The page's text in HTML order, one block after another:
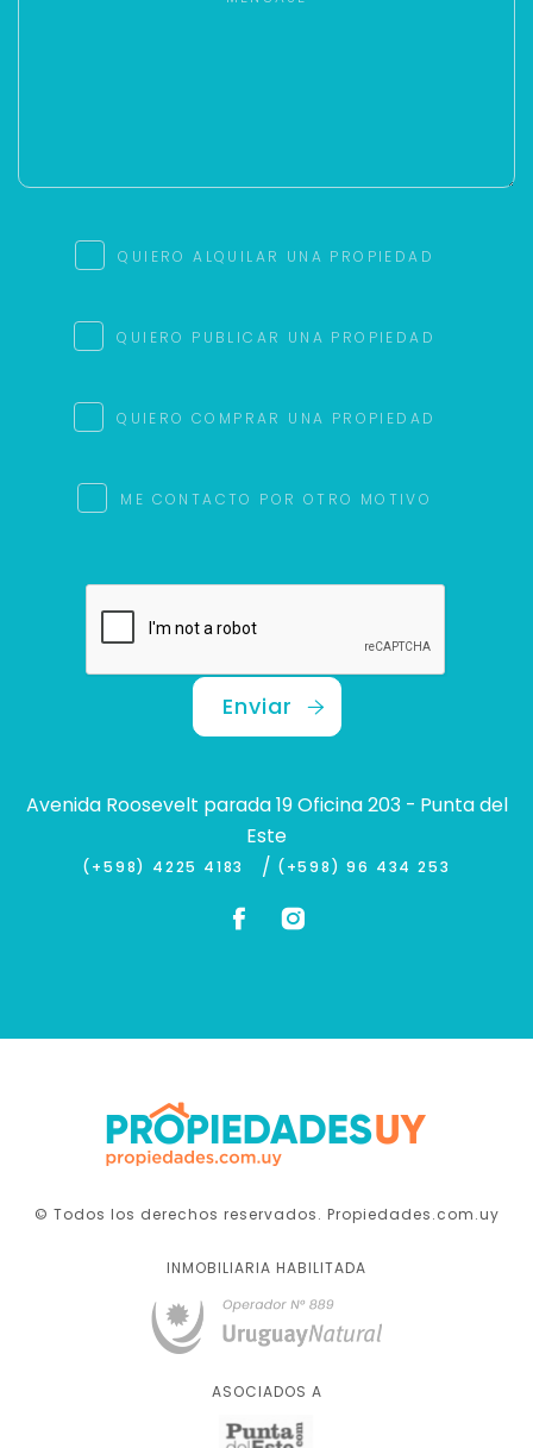
QUIERO ALQUILAR UNA PROPIEDAD
QUIERO PUBLICAR UNA PROPIEDAD
QUIERO COMPRAR UNA PROPIEDAD
ME CONTACTO POR OTRO MOTIVO
Enviar
Avenida Roosevelt parada 19 Oficina 203 - Punta del
Este
(+598) 4225 4183 / (+598) 96 434 253
© Todos los derechos reservados. Propiedades.com.uy
INMOBILIARIA HABILITADA
ASOCIADOS A